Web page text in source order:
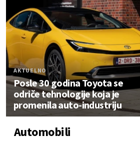
AKTUELNO
Posle 30 godina Toyota se
odriče tehnologije koja je
promenila auto-industriju
Automobili